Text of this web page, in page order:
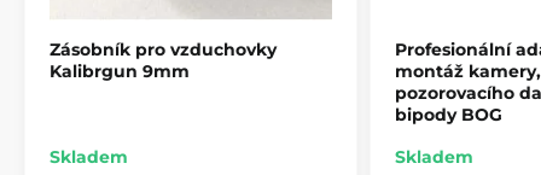
Zásobník pro vzduchovky
Kalibrgun 9mm
Skladem
Profesionální
montáž
pozorovacího
bipody BOG
Skladem